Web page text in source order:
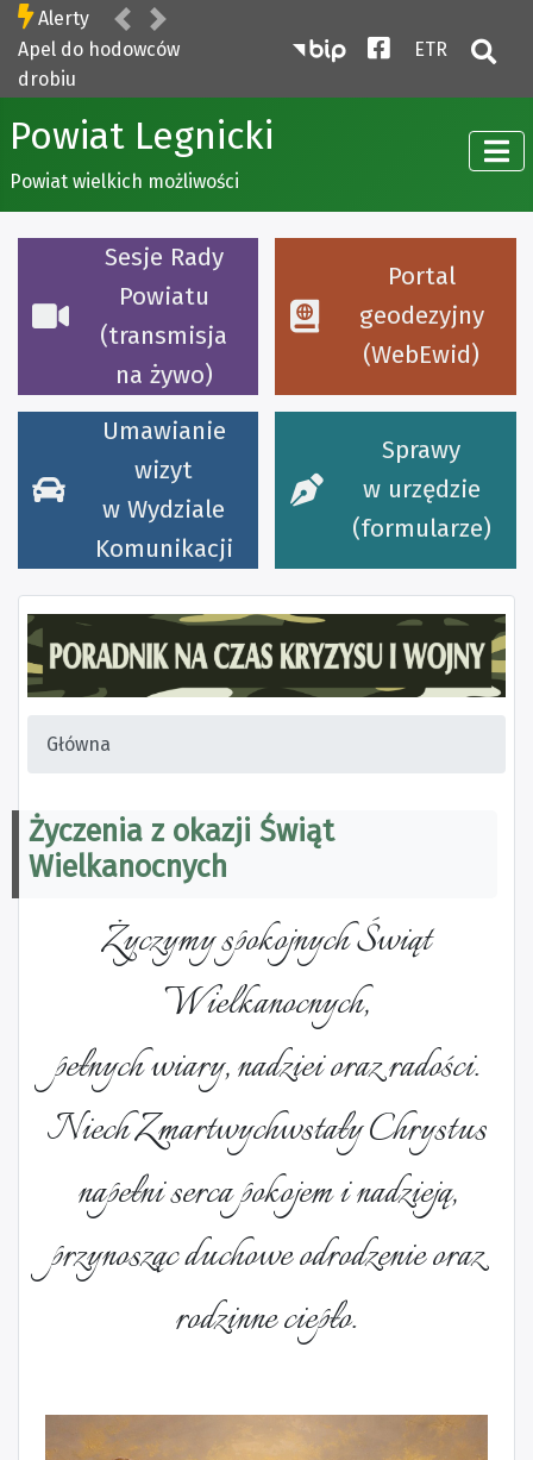
Alerty Poprzednia
Apel do hodowców
drobiu
Biuletyn Informacji
Facebook
ETR - tekst
Powiat Legnicki
Powiat wielkich możliwości
Sesje Rady
Powiatu
(transmisja
na żywo)
Portal
geodezyjny
(WebEwid)
Umawianie
wizyt
w Wydziale
Komunikacji
Sprawy
w urzędzie
(formularze)
Główna
Życzenia z okazji Świąt
Wielkanocnych
Życzymy spokojnych Świąt
Wielkanocnych,
pełnych wiary, nadziei oraz radości.
Niech Zmartwychwstały Chrystus
napełni serca pokojem i nadzieją,
przynosząc duchowe odrodzenie oraz
rodzinne ciepło.